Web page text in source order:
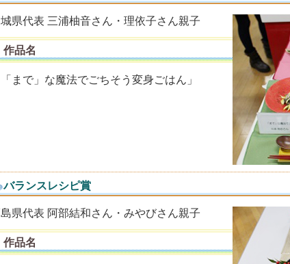
県代表 三浦柚音さん・理依子さん親子
作品名
まで」な魔法でごちそう変身ごはん」
バランスレシピ賞
県代表 阿部結和さん・みやびさん親子
作品名